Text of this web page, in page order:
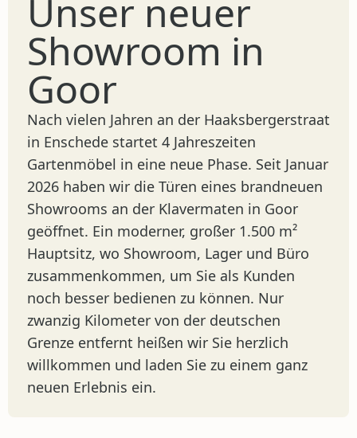
Unser neuer
Showroom in
Goor
Nach vielen Jahren an der Haaksbergerstraat
in Enschede startet 4 Jahreszeiten
Gartenmöbel in eine neue Phase. Seit Januar
2026 haben wir die Türen eines brandneuen
Showrooms an der Klavermaten in Goor
geöffnet. Ein moderner, großer 1.500 m²
Hauptsitz, wo Showroom, Lager und Büro
zusammenkommen, um Sie als Kunden
noch besser bedienen zu können. Nur
zwanzig Kilometer von der deutschen
Grenze entfernt heißen wir Sie herzlich
willkommen und laden Sie zu einem ganz
neuen Erlebnis ein.